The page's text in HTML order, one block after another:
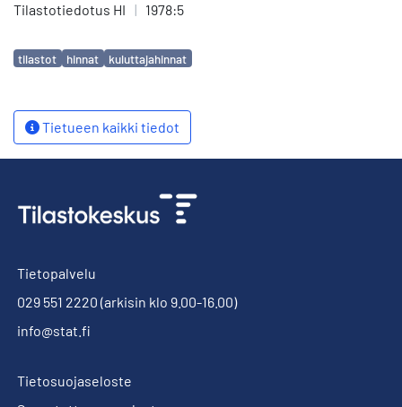
Tilastotiedotus HI | 1978:5
Avainsanat
tilastot hinnat kuluttajahinnat
Tietueen kaikki tiedot
Tietopalvelu
029 551 2220 (arkisin klo 9.00-16.00)
info@stat.fi
Tietosuojaseloste